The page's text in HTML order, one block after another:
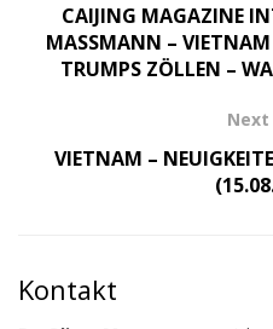
CAIJING MAGAZINE
MASSMANN –
TRUMPS ZÖLLEN –
Next
VIETNAM –
Kontakt